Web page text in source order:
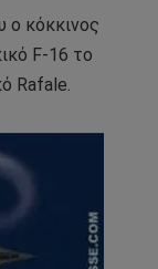
ο κόκκινος
F-16 το
Rafale.